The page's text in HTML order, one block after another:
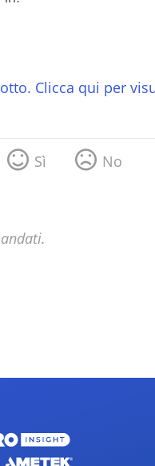
Clicca qui per
Sì No